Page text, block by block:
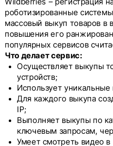
роботизированные
массовый выкуп товаров в
повышения его
популярных сервисов
Что делает сервис:
Осуществляет выкупы
устройств;
Использует
Для каждого выкупа
IP;
Выполняет выкупы по
ключевым запросам,
Умеет смотреть видео в